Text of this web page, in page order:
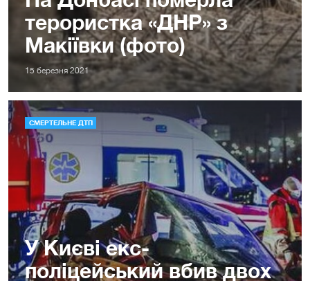
терористка «ДНР» з
Макіївки (фото)
15 березня 2021
СМЕРТЕЛЬНЕ ДТП
У Києві екс-
поліцейський вбив двох